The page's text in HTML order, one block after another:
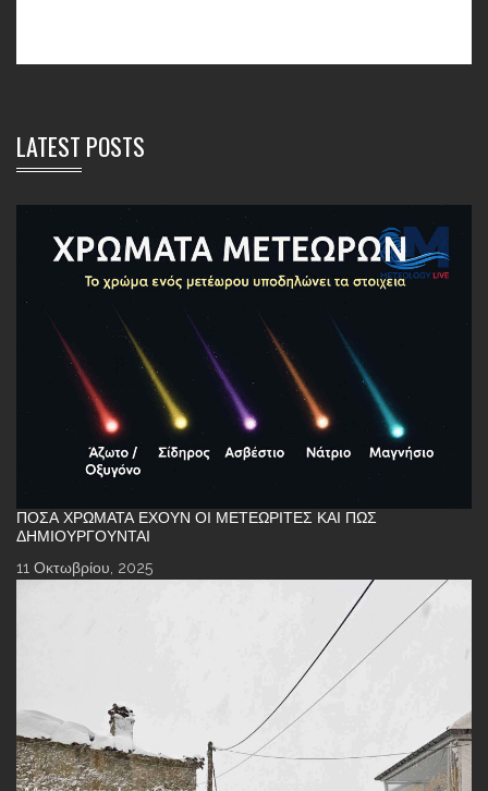
LATEST POSTS
ΠΌΣΑ ΧΡΏΜΑΤΑ ΈΧΟΥΝ ΟΙ ΜΕΤΕΩΡΊΤΕΣ ΚΑΙ ΠΏΣ
ΔΗΜΙΟΥΡΓΟΎΝΤΑΙ
11 Οκτωβρίου, 2025